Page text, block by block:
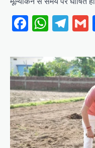
Facebook